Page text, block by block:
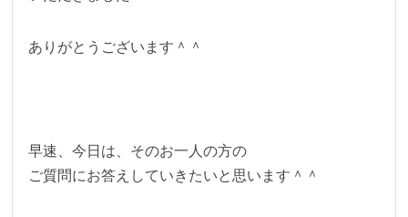
ありがとうございます＾＾
早速、今日は、そのお一人の方の
ご質問にお答えしていきたいと思います＾＾